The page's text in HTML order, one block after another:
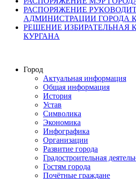
РАСПОРЯЖЕНИЕ
АДМИНИСТРАЦИИ ГОРОДА
РЕШЕНИЕ ИЗБИРАТЕЛЬНАЯ
КУРГАНА
Город
Актуальная информация
Общая информация
История
Устав
Символика
Экономика
Инфографика
Организации
Развитие города
Градостроительная
Гостям города
Почётные граждане